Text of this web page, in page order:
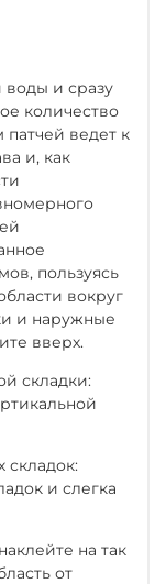
и сразу
количество
ведет к
и, как
пользуясь
вокруг
и наружные
вверх.
складки:
складок:
и слегка
на так
от